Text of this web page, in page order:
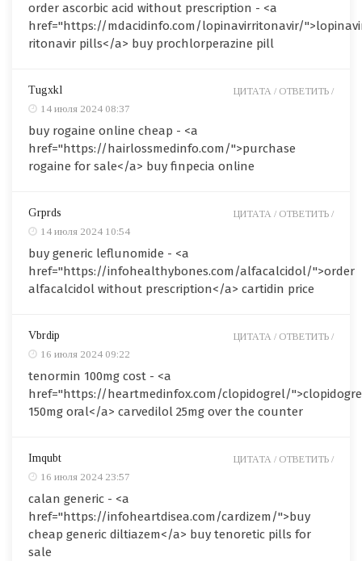
order ascorbic acid without prescription - <a
href="https://mdacidinfo.com/lopinavirritonavir/
ritonavir pills</a> buy prochlorperazine pill
Tugxkl
14 июля 2024 08:37
buy rogaine online cheap - <a
href="https://hairlossmedinfo.com/">purchase
rogaine for sale</a> buy finpecia online
ЦИТАТА / ОТВЕТИТЬ /
Grprds
14 июля 2024 10:54
buy generic leflunomide - <a
href="https://infohealthybones.com/alfacalcidol/">order
alfacalcidol without prescription</a> cartidin price
ЦИТАТА / ОТВЕТИТЬ /
Vbrdip
16 июля 2024 09:22
tenormin 100mg cost - <a
href="https://heartmedinfox.com/clopidogrel/
150mg oral</a> carvedilol 25mg over the counter
ЦИТАТА / ОТВЕТИТЬ /
Imqubt
16 июля 2024 23:57
calan generic - <a
href="https://infoheartdisea.com/cardizem/">buy
cheap generic diltiazem</a> buy tenoretic pills for
sale
ЦИТАТА / ОТВЕТИТЬ /